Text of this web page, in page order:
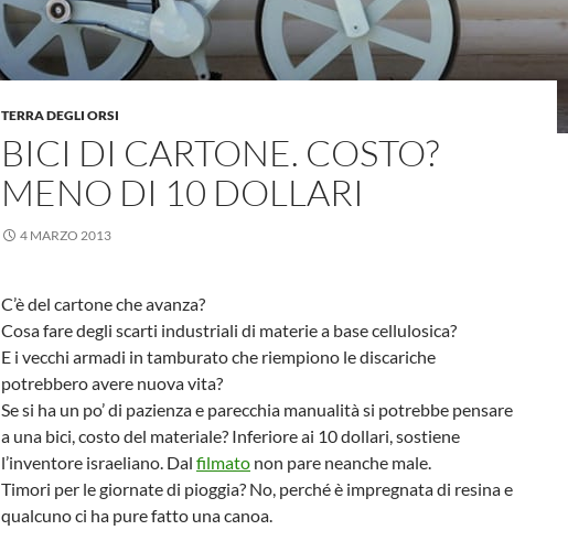
TERRA DEGLI ORSI
BICI DI CARTONE. COSTO?
MENO DI 10 DOLLARI
4 MARZO 2013
C’è del cartone che avanza?
Cosa fare degli scarti industriali di materie a base cellulosica?
E i vecchi armadi in tamburato che riempiono le discariche
potrebbero avere nuova vita?
Se si ha un po’ di pazienza e parecchia manualità si potrebbe pensare
a una bici, costo del materiale? Inferiore ai 10 dollari, sostiene
l’inventore israeliano. Dal filmato non pare neanche male.
Timori per le giornate di pioggia? No, perché è impregnata di resina e
qualcuno ci ha pure fatto una canoa.